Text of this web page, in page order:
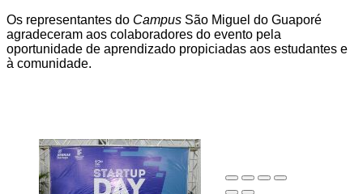
Os representantes do Campus São Miguel do Guaporé
agradeceram aos colaboradores do evento pela
oportunidade de aprendizado propiciadas aos estudantes e
à comunidade.